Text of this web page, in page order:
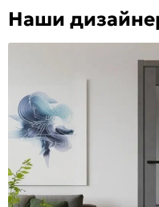
Наши